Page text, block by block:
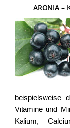
ARONIA –
beispielsweise
Vitamine und
Kalium,